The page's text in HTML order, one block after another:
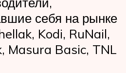
себя на рынке
Kodi, RuNail,
Masura Basic, TNL